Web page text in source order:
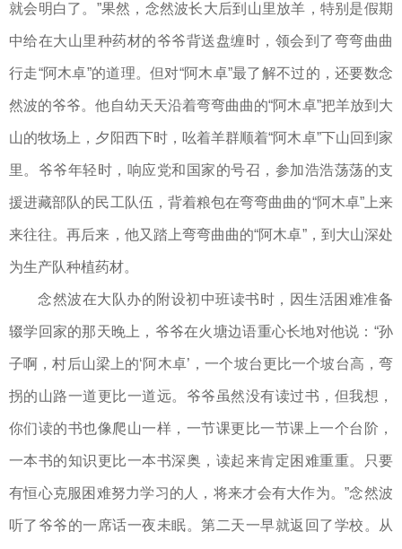
就会明白了。”果然，念然波长大后到山里放羊，特别是假期
中给在大山里种药材的爷爷背送盘缠时，领会到了弯弯曲曲
行走“阿木卓”的道理。但对“阿木卓”最了解不过的，还要数念
然波的爷爷。他自幼天天沿着弯弯曲曲的“阿木卓”把羊放到大
山的牧场上，夕阳西下时，吆着羊群顺着“阿木卓”下山回到家
里。爷爷年轻时，响应党和国家的号召，参加浩浩荡荡的支
援进藏部队的民工队伍，背着粮包在弯弯曲曲的“阿木卓”上来
来往往。再后来，他又踏上弯弯曲曲的“阿木卓”，到大山深处
为生产队种植药材。
念然波在大队办的附设初中班读书时，因生活困难准备
辍学回家的那天晚上，爷爷在火塘边语重心长地对他说：“孙
子啊，村后山梁上的‘阿木卓’，一个坡台更比一个坡台高，弯
拐的山路一道更比一道远。爷爷虽然没有读过书，但我想，
你们读的书也像爬山一样，一节课更比一节课上一个台阶，
一本书的知识更比一本书深奥，读起来肯定困难重重。只要
有恒心克服困难努力学习的人，将来才会有大作为。”念然波
听了爷爷的一席话一夜未眠。第二天一早就返回了学校。从